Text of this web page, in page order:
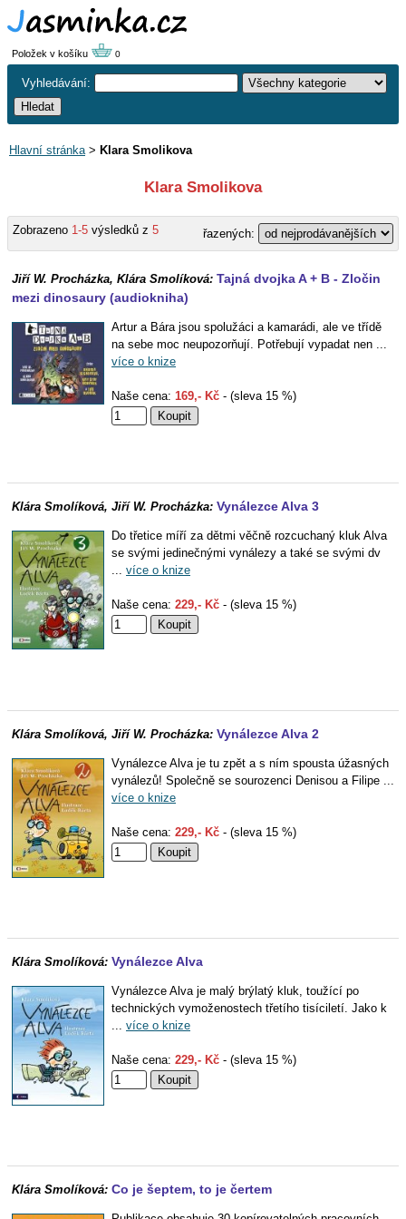
Položek v košíku 0
Vyhledávání:
Hlavní stránka> Klara Smolikova
Klara Smolikova
Zobrazeno 1-5 výsledků z 5 řazených:
Jiří W. Procházka, Klára Smolíková: Tajná dvojka A + B - Zločin
mezi dinosaury (audiokniha)
Artur a Bára jsou spolužáci a kamarádi, ale ve třídě
na sebe moc neupozorňují. Potřebují vypadat nen ...
více o knize
Naše cena: 169,- Kč - (sleva 15 %)
Klára Smolíková, Jiří W. Procházka: Vynálezce Alva 3
Do třetice míří za dětmi věčně rozcuchaný kluk Alva
se svými jedinečnými vynálezy a také se svými dv
... více o knize
Naše cena: 229,- Kč - (sleva 15 %)
Klára Smolíková, Jiří W. Procházka: Vynálezce Alva 2
Vynálezce Alva je tu zpět a s ním spousta úžasných
vynálezů! Společně se sourozenci Denisou a Filipe ...
více o knize
Naše cena: 229,- Kč - (sleva 15 %)
Klára Smolíková: Vynálezce Alva
Vynálezce Alva je malý brýlatý kluk, toužící po
technických vymoženostech třetího tisíciletí. Jako k
... více o knize
Naše cena: 229,- Kč - (sleva 15 %)
Klára Smolíková: Co je šeptem, to je čertem